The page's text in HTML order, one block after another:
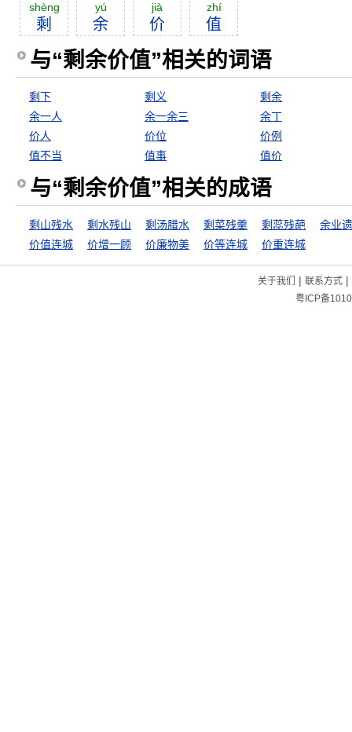
shèng
剩
yú
余
jià
价
zhí
值
与“剩余价值”相关的词语
剩下 剩义
剩余
余一人
余一余三
余丁
价人
价位
价例
值不当
值事 值价
与“剩余价值”相关的成语
剩山残水 剩水残山 剩汤腊水 剩菜残羹 剩蕊残葩
余业
价值连城
价增一顾 价廉物美 价等连城 价重连城
关于我们 | 联系方式|
粤ICP备